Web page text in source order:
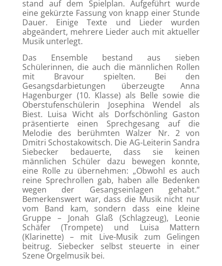
stand auf dem Spielplan. Aufgeführt wurde
eine gekürzte Fassung von knapp einer Stunde
Dauer. Einige Texte und Lieder wurden
abgeändert, mehrere Lieder auch mit aktueller
Musik unterlegt.
Das Ensemble bestand aus sieben
Schülerinnen, die auch die männlichen Rollen
mit Bravour spielten. Bei den
Gesangsdarbietungen überzeugte Anna
Hagenburger (10. Klasse) als Belle sowie die
Oberstufenschülerin Josephina Wendel als
Biest. Luisa Wicht als Dorfschönling Gaston
präsentierte einen Sprechgesang auf die
Melodie des berühmten Walzer Nr. 2 von
Dmitri Schostakowitsch. Die AG-Leiterin Sandra
Siebecker bedauerte, dass sie keinen
männlichen Schüler dazu bewegen konnte,
eine Rolle zu übernehmen: „Obwohl es auch
reine Sprechrollen gab, haben alle Bedenken
wegen der Gesangseinlagen gehabt.“
Bemerkenswert war, dass die Musik nicht nur
vom Band kam, sondern dass eine kleine
Gruppe – Jonah Glaß (Schlagzeug), Leonie
Schäfer (Trompete) und Luisa Mattern
(Klarinette) – mit Live-Musik zum Gelingen
beitrug. Siebecker selbst steuerte in einer
Szene Orgelmusik bei.